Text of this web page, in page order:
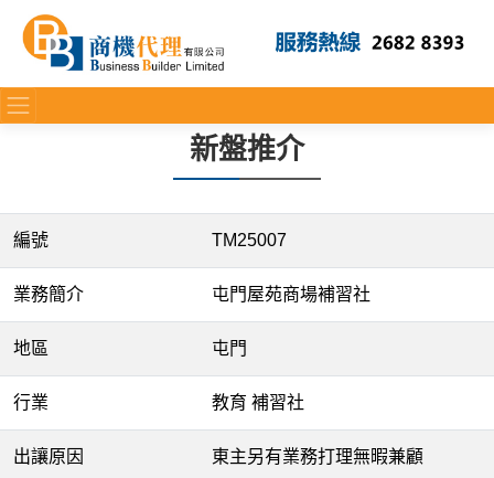
新盤推介
編號 TM25007
業務簡介 屯門屋苑商場補習社
地區 屯門
行業 教育 補習社
出讓原因 東主另有業務打理無暇兼顧